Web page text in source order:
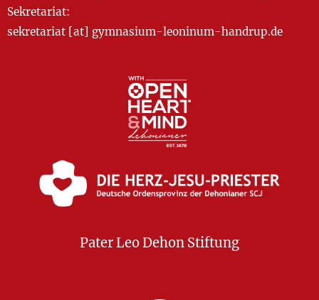
Sekretariat:
sekretariat [at] gymnasium-leoninum-handrup.de
Pater Leo Dehon Stiftung